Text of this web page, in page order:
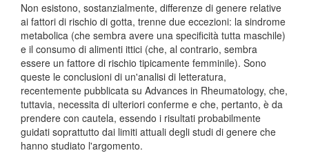
Non esistono, sostanzialmente, differenze di genere relative
ai fattori di rischio di gotta, trenne due eccezioni: la sindrome
metabolica (che sembra avere una specificità tutta maschile)
e il consumo di alimenti ittici (che, al contrario, sembra
essere un fattore di rischio tipicamente femminile). Sono
queste le conclusioni di un'analisi di letteratura,
recentemente pubblicata su Advances in Rheumatology, che,
tuttavia, necessita di ulteriori conferme e che, pertanto, è da
prendere con cautela, essendo i risultati probabilmente
guidati soprattutto dai limiti attuali degli studi di genere che
hanno studiato l'argomento.